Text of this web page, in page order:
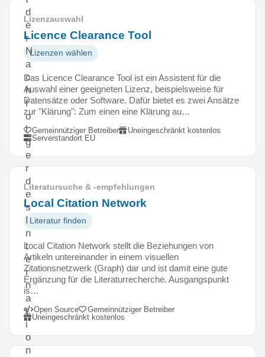
d
e
r
N
a
c
h
f
o
l
g
e
r
d
e
s
I
n
t
e
r
n
a
t
i
o
n
Lizenzauswahl
Licence Clearance Tool
Lizenzen wählen
Das Licence Clearance Tool ist ein Assistent für die
Auswahl einer geeigneten Lizenz, beispielsweise für
Datensätze oder Software. Dafür bietet es zwei Ansätze
zur "Klärung": Zum einen eine Klärung au…
Gemeinnütziger Betreiber
Uneingeschränkt kostenlos
Serverstandort EU
Literatursuche & -empfehlungen
Local Citation Network
Literatur finden
Local Citation Network stellt die Beziehungen von
Artikeln untereinander in einem visuellen
Zitationsnetzwerk (Graph) dar und ist damit eine gute
Ergänzung für die Literaturrecherche. Ausgangspunkt
is…
Open Source
Gemeinnütziger Betreiber
Uneingeschränkt kostenlos